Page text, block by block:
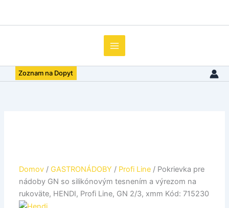
Zoznam na Dopyt
Domov / GASTRONÁDOBY / Profi Line / Pokrievka pre
nádoby GN so silikónovým tesnením a výrezom na
rukoväte, HENDI, Profi Line, GN 2/3, xmm Kód: 715230
pre
silikónovým
tesnením
2/3,
xmm
715230